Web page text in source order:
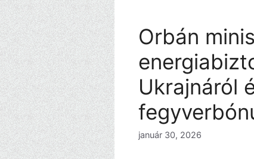
Orbán
Ukrajnáról
január 30, 2026